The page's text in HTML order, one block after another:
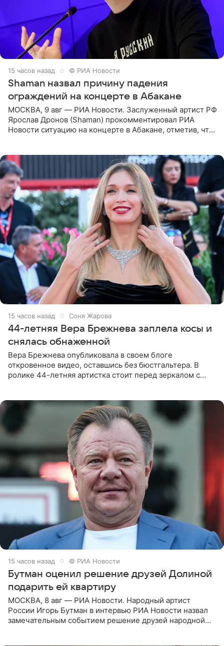
15 часов назад © РИА Новости
Shaman назвал причину падения
ограждений на концерте в Абакане
МОСКВА, 9 авг — РИА Новости. Заслуженный артист РФ
Ярослав Дронов (Shaman) прокомментировал РИА
Новости ситуацию на концерте в Абакане, отметив, что
15 часов назад Соня Жарова
44-летняя Вера Брежнева заплела косы и
снялась обнаженной
Вера Брежнева опубликовала в своем блоге
откровенное видео, оставшись без бюстгальтера. В
ролике 44-летняя артистка стоит перед зеркалом с
15 часов назад © РИА Новости
Бутман оценил решение друзей Долиной
подарить ей квартиру
МОСКВА, 8 авг — РИА Новости. Народный артист
России Игорь Бутман в интервью РИА Новости назвал
замечательным событием решение друзей народной